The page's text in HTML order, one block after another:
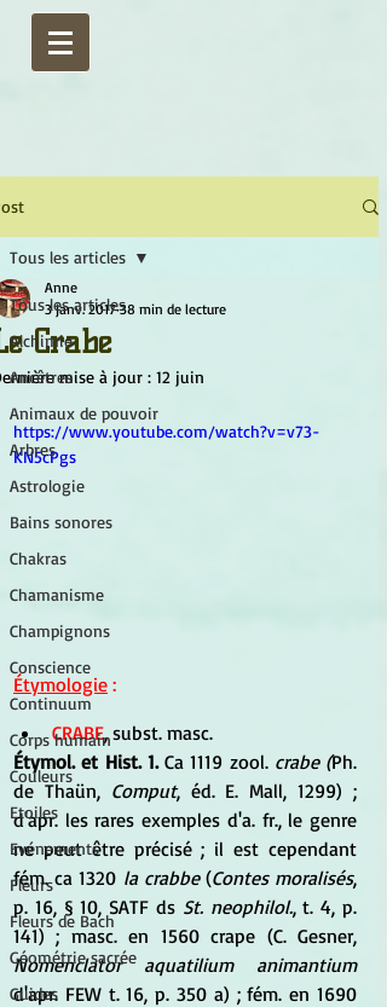
Tous les articles
Alchimie
Ancêtres
Animaux de pouvoir
Arbres
Astrologie
Bains sonores
Chakras
Chamanisme
Champignons
Conscience
Continuum
Corps humain
Couleurs
Etoiles
Evénements
Fleurs
Fleurs de Bach
Géométrie sacrée
Guides
Tous les articles
Crabe
Anne
3 janv. 2017 38 min de lecture
mise à jour : 12 juin
https://www.youtube.com/watch?v=v73-
KN5cPgs
Étymologie :
CRABE, subst. masc.
Étymol. et Hist. 1. Ca 1119 zool. crabe (Ph.
de Thaün, Comput, éd. E. Mall, 1299) ;
d'apr. les rares exemples d'a. fr., le genre
ne peut être précisé ; il est cependant
fém. ca 1320 la crabbe (Contes moralisés,
p. 16, § 10, SATF ds St. neophilol., t. 4, p.
Nomenclator aquatilium animantium
d'apr. FEW t. 16, p. 350 a) ; fém. en 1690